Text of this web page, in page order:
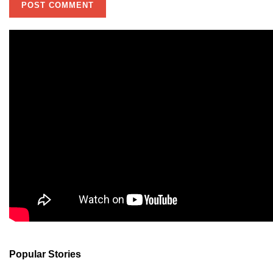
Popular Stories